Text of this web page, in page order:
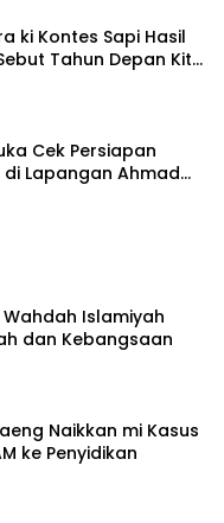
ki Kontes Sapi Hasil
Tahun Depan Kita
Cek Persiapan
Lapangan Ahmad
Islamiyah
dan Kebangsaan
Naikkan mi Kasus
ke Penyidikan